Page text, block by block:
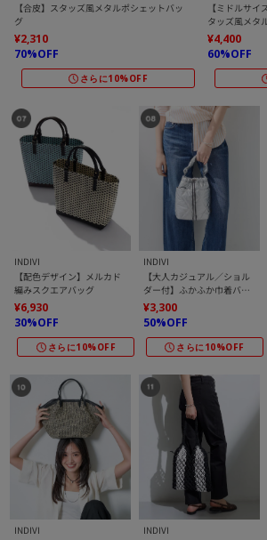
【合皮】スタッズ風メタルポシェットバッ
グ
¥2,310
70%OFF
さらに10%OFF
【ミドルサ
タッズ風メタ
¥4,400
60%OFF
INDIVI
【配色デザイン】メルカド
編みスクエアバッグ
¥6,930
30%OFF
さらに10%OFF
INDIVI
【大人カジュアル／ショル
ダー付】ふかふか巾着バッ
グ
¥3,300
50%OFF
さらに10%OFF
INDIVI
INDIVI